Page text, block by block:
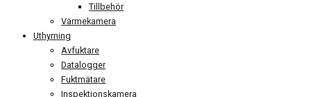
Tillbehör
Värmekamera
Uthyrning
Avfuktare
Datalogger
Fuktmätare
Inspektionskamera